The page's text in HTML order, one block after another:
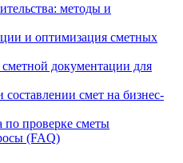
методы и
и оптимизация сметных
документации для
смет на бизнес-
по проверке сметы
(FAQ)